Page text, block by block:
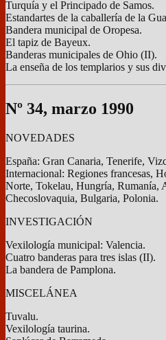
Turquía y el Principado de Samos.
Estandartes de la caballería de la
Bandera municipal de Oropesa.
El tapiz de Bayeux.
Banderas municipales de Ohio (II).
La enseña de los templarios y sus
Nº 34, marzo 1990
NOVEDADES
España: Gran Canaria, Tenerife,
Internacional: Regiones francesas,
Norte, Tokelau, Hungría, Rumanía,
Checoslovaquia, Bulgaria, Polonia.
INVESTIGACIÓN
Vexilología municipal: Valencia.
Cuatro banderas para tres islas (II).
La bandera de Pamplona.
MISCELÁNEA
Tuvalu.
Vexilología taurina.